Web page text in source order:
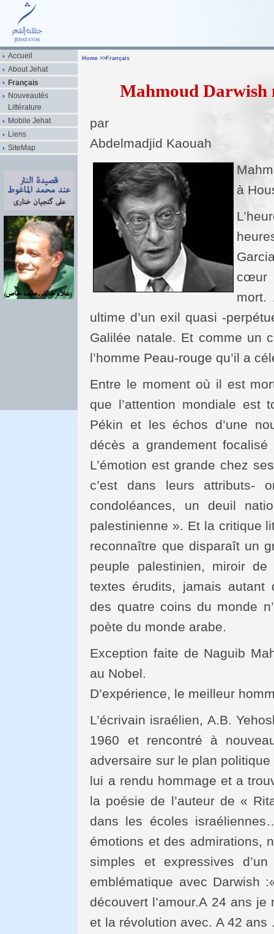
Accueil
About Jehat
Français
Nouveautés
Littérature
Mobile Jehat
Liens
SiteMap
Home >> Français
Mahmoud Darwish
par
Abdelmadjid Kaouah
à
cœur
mort.
ultime d’un exil quasi -
Galilée natale. Et comme un
l’homme Peau-rouge qu’il a
Entre le moment où il est
que l’attention mondiale est
Pékin et les échos d’une
décès a grandement
L’émotion est grande chez
c’est dans leurs attributs-
condoléances, un deuil
palestinienne ». Et la critique
reconnaître que disparaît un
peuple palestinien, miroir
textes érudits, jamais autant
des quatre coins du monde
poète du monde arabe.
Exception faite de Naguib
au Nobel.
D’expérience, le meilleur
L’écrivain israélien, A.B.
1960 et rencontré à
adversaire sur le plan
lui a rendu hommage et a
la poésie de l’auteur de «
dans les écoles
émotions et des admirations,
simples et expressives
emblématique avec Darwish
découvert l’amour.A 24 ans
et la révolution avec. A 42